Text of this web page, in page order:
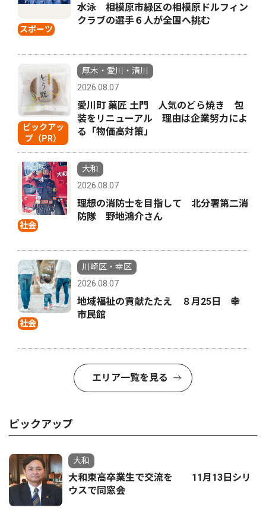
スポーツ
水泳 相模原市緑区の相模原ドルフィン
クラブの選手６人が全国へ挑む
ピックアッ
プ（PR）
厚木・愛川・清川
2026.08.07
愛川町 菓匠 土門 人気のどら焼き 包
装をリニューアル 理由は企業努力によ
る「物価高対策」
社会
大和
2026.08.07
理想の消防士を目指して 北分署第二消
防隊 野地鴻介さん
社会
川崎区・幸区
2026.08.07
地域福祉の貢献たたえ ８月25日 幸
市民館
エリア一覧を見る
ピックアップ
大和
大和東高卒業生で交流を 11月13日シリ
ウスで同窓会